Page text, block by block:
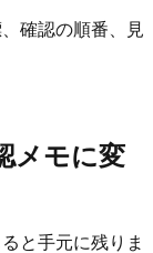
確認の順番、見
メモに変
と手元に残りま